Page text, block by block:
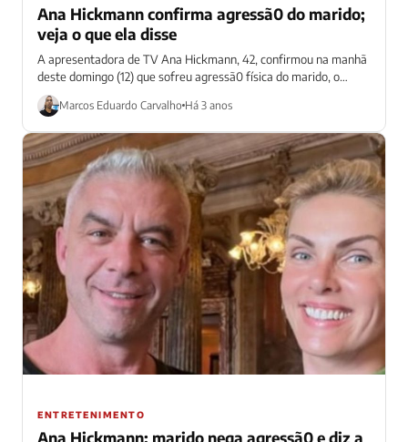
Ana Hickmann confirma agressã0 do marido;
veja o que ela disse
A apresentadora de TV Ana Hickmann, 42, confirmou na manhã
deste domingo (12) que sofreu agressã0 física do marido, o
empresário Alexandre...
Marcos Eduardo Carvalho Há 3 anos
ENTRETENIMENTO
Ana Hickmann: marido nega agressã0 e diz a